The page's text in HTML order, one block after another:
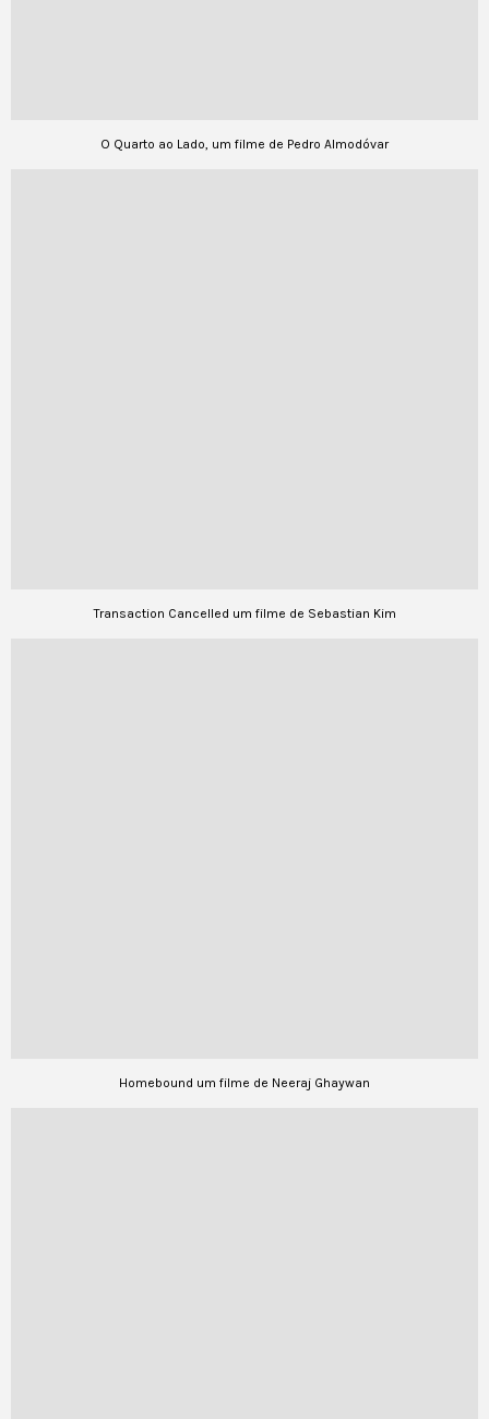
O Quarto ao Lado, um filme de Pedro Almodóvar
Transaction Cancelled um filme de Sebastian Kim
Homebound um filme de Neeraj Ghaywan